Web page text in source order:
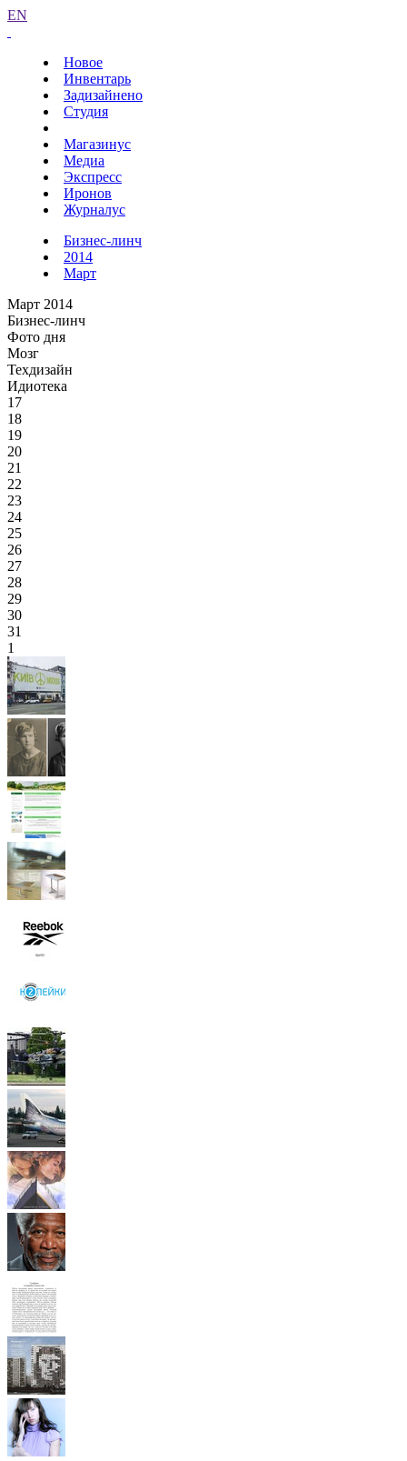
EN
Новое
Инвентарь
Задизайнено
Студия
Магазинус
Медиа
Экспресс
Иронов
Журналус
Бизнес-линч
2014
Март
Март 2014
Бизнес-линч
Фото дня
Мозг
Техдизайн
Идиотека
17
18
19
20
21
22
23
24
25
26
27
28
29
30
31
1